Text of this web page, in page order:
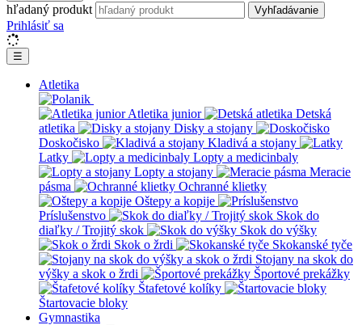
hľadaný produkt Vyhľadávanie
Prihlásiť sa
☰
Atletika
Atletika junior
Detská
atletika
Disky a stojany
Doskočisko
Kladivá a stojany
Latky
Lopty a medicinbaly
Lopty a stojany
Meracie
pásma
Ochranné klietky
Oštepy a kopije
Príslušenstvo
Skok do
diaľky / Trojitý skok
Skok do výšky
Skok o žrdi
Skokanské tyče
Stojany na skok do
výšky a skok o žrdi
Športové prekážky
Štafetové kolíky
Štartovacie bloky
Gymnastika